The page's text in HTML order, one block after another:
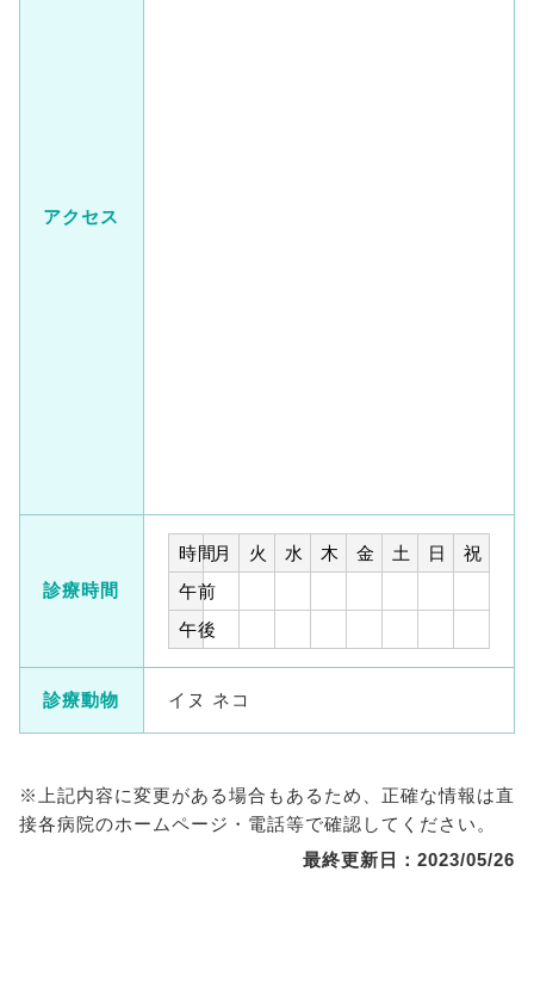
アクセス
診療時間
時間月 火 水 木 金 土 日
祝
午前
午後
診療動物 イヌ ネコ
※上記内容に変更がある場合もあるため、正確な情報は直
接各病院のホームページ・電話等で確認してください。
最終更新日：2023/05/26